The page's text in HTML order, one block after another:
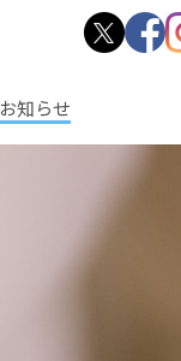
お知らせ